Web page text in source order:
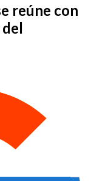
reúne con